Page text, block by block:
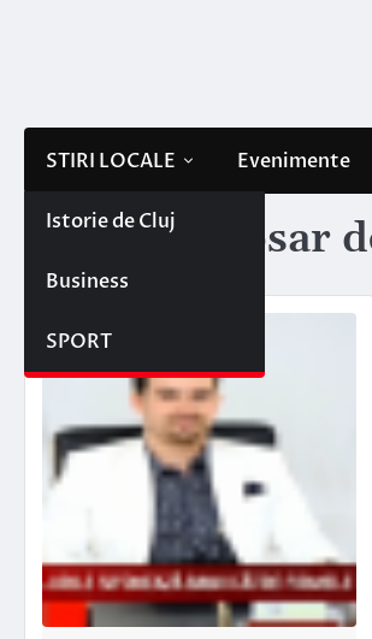
STIRI LOCALE
Istorie de Cluj
Business
SPORT
Evenimente
Etichetă: dosar